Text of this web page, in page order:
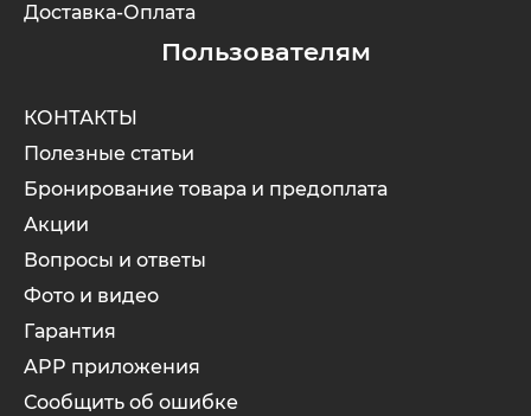
Доставка-Оплата
Пользователям
КОНТАКТЫ
Полезные статьи
Бронирование товара и предоплата
Акции
Вопросы и ответы
Фото и видео
Гарантия
APP приложения
Сообщить об ошибке